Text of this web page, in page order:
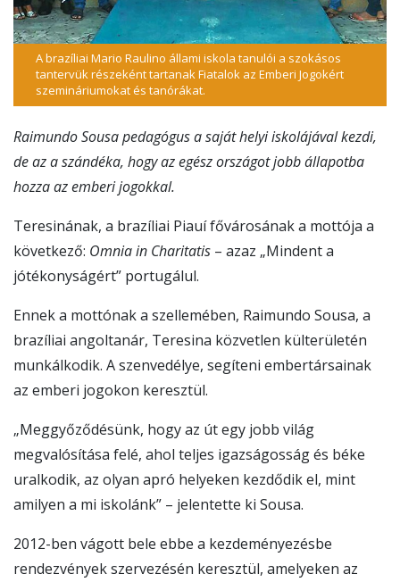
A brazíliai Mario Raulino állami iskola tanulói a szokásos
tantervük részeként tartanak Fiatalok az Emberi Jogokért
szemináriumokat és tanórákat.
Raimundo Sousa pedagógus a saját helyi iskolájával kezdi,
de az a szándéka, hogy az egész országot jobb állapotba
hozza az emberi jogokkal.
Teresinának, a brazíliai Piauí fővárosának a mottója a
következő: Omnia in Charitatis – azaz „Mindent a
jótékonyságért” portugálul.
Ennek a mottónak a szellemében, Raimundo Sousa, a
brazíliai angoltanár, Teresina közvetlen külterületén
munkálkodik. A szenvedélye, segíteni embertársainak
az emberi jogokon keresztül.
„Meggyőződésünk, hogy az út egy jobb világ
megvalósítása felé, ahol teljes igazságosság és béke
uralkodik, az olyan apró helyeken kezdődik el, mint
amilyen a mi iskolánk” – jelentette ki Sousa.
2012-ben vágott bele ebbe a kezdeményezésbe
rendezvények szervezésén keresztül, amelyeken az